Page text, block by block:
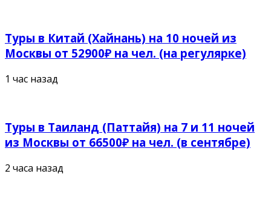
Туры в Китай (Хайнань) на 10 ночей из
Москвы от 52900₽ на чел. (на регулярке)
1 час назад
Туры в Таиланд (Паттайя) на 7 и 11 ночей
из Москвы от 66500₽ на чел. (в сентябре)
2 часа назад